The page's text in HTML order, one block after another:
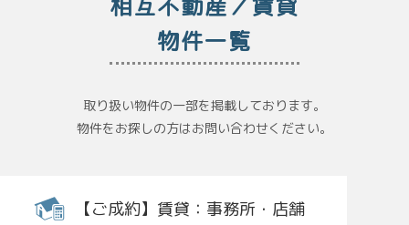
相互不動産／賃貸
物件一覧
取り扱い物件の一部を掲載しております。
物件をお探しの方はお問い合わせください。
【ご成約】賃貸：事務所・店舗